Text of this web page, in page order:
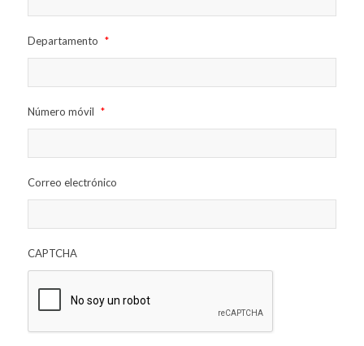
Departamento *
Número móvil *
Correo electrónico
CAPTCHA